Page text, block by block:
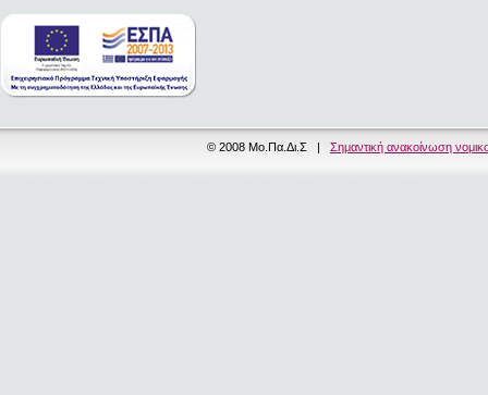
© 2008 Μο.Πα.Δι.Σ | Σημαντική ανακοίνωση